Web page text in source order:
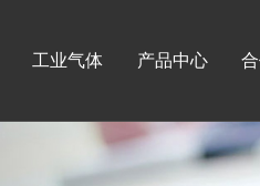
工业气体 产品中心